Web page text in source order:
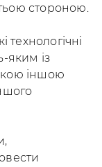
стороною.
технологічні
яким із
іншою